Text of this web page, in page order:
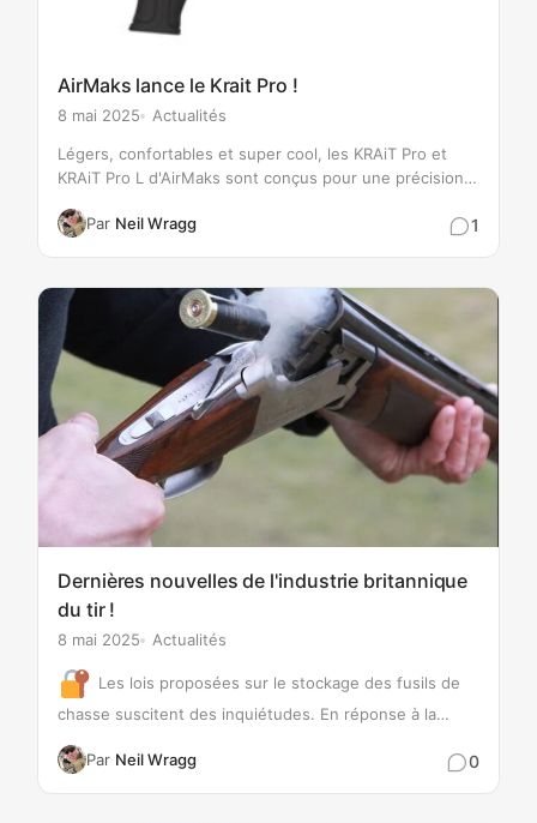
AirMaks lance le Krait Pro !
8 mai 2025 Actualités
Par Neil Wragg
Légers, confortables et super cool, les KRAiT Pro et
KRAiT Pro L d'AirMaks sont conçus pour une précision
roc, d'un rail optique étendu avec une bulle positionnée
1
Dernières nouvelles de l'industrie britannique
du tir !
8 mai 2025 Actualités
Par Neil Wragg
Les lois proposées sur le stockage des fusils de
chasse suscitent des inquiétudes. En réponse à la
britannique envisage des réglementations plus strictes0